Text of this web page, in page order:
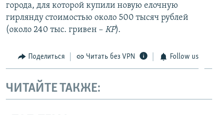
города, для которой купили новую елочную
гирлянду стоимостью около 500 тысяч рублей
(около 240 тыс. гривен – КР).
Поделиться Читать без VPN Follow us
ЧИТАЙТЕ ТАКЖЕ: